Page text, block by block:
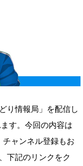
り情報局」を配信し
す。今回の内容は
チャンネル登録もお
下記のリンクをク